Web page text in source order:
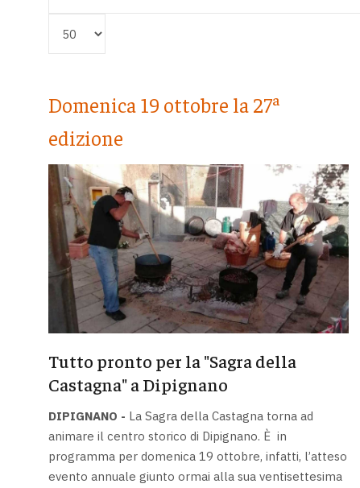
Domenica 19 ottobre la 27ª
edizione
Tutto pronto per la "Sagra della
Castagna" a Dipignano
DIPIGNANO - La Sagra della Castagna torna ad
animare il centro storico di Dipignano. È in
programma per domenica 19 ottobre, infatti, l’atteso
evento annuale giunto ormai alla sua ventisettesima